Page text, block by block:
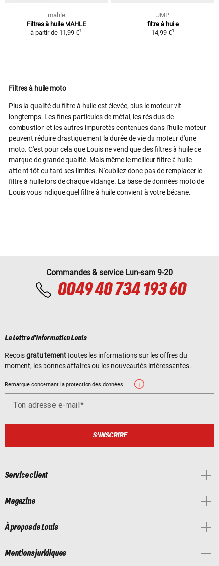
mahle
Filtres à huile MAHLE
à partir de 11,99 €1
JMP
filtre à huile
14,99 €1
Filtres à huile moto
Plus la qualité du filtre à huile est élevée, plus le moteur vit
longtemps. Les fines particules de métal, les résidus de
combustion et les autres impuretés contenues dans l'huile moteur
peuvent réduire drastiquement la durée de vie du moteur d'une
moto. C'est pour cela que Louis ne vend que des filtres à huile de
marque de grande qualité. Mais même le meilleur filtre à huile
atteint tôt ou tard ses limites. N'oubliez donc pas de remplacer le
filtre à huile lors de chaque vidange. La base de données moto de
Louis vous indique quel filtre à huile convient à votre bécane.
Commandes & service Lun-sam 9-20
0049 40 734 193 60
La lettre d'information Louis
Reçoisgratuitementtoutes les informations sur les offres du
moment, les bonnes affaires ou les nouveautés intéressantes.
Remarque concernant la protection des données
Ton adresse e-mail
S'INSCRIRE
Service client
Magazine
À propos de Louis
Mentions juridiques